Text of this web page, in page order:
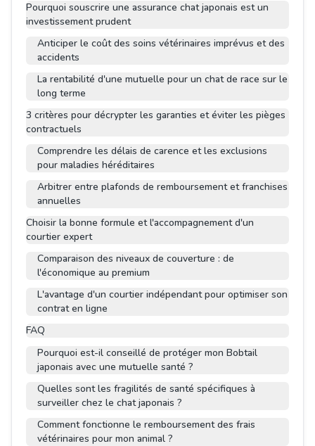
Pourquoi souscrire une assurance chat japonais est un
investissement prudent
Anticiper le coût des soins vétérinaires imprévus et des
accidents
La rentabilité d'une mutuelle pour un chat de race sur le
long terme
3 critères pour décrypter les garanties et éviter les pièges
contractuels
Comprendre les délais de carence et les exclusions
pour maladies héréditaires
Arbitrer entre plafonds de remboursement et franchises
annuelles
Choisir la bonne formule et l'accompagnement d'un
courtier expert
Comparaison des niveaux de couverture : de
l'économique au premium
L'avantage d'un courtier indépendant pour optimiser son
contrat en ligne
FAQ
Pourquoi est-il conseillé de protéger mon Bobtail
japonais avec une mutuelle santé ?
Quelles sont les fragilités de santé spécifiques à
surveiller chez le chat japonais ?
Comment fonctionne le remboursement des frais
vétérinaires pour mon animal ?